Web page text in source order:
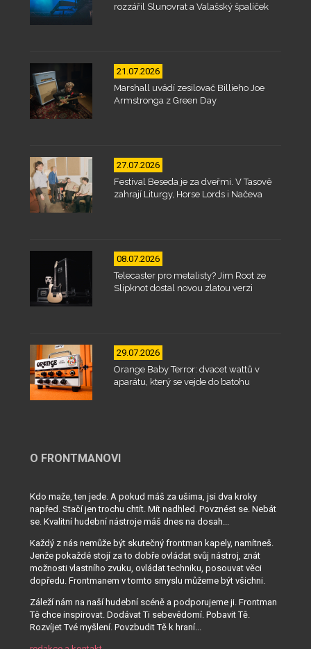
rozzářil Slunovrat a Valašský špalíček
21.07.2026
Marshall uvádí zesilovač Billieho Joe
Armstronga z Green Day
27.07.2026
Festival Beseda je za dveřmi. V Tasově
zahrají Liturgy, Horse Lords i Načeva
08.07.2026
Telecaster pro metalisty? Jim Root ze
Slipknot dostal novou zlatou verzi
29.07.2026
Orange Baby Terror: dvacet wattů v
aparátu, který se vejde do batohu
O FRONTMANOVI
Kdo maže, ten jede. A pokud máš za ušima, jsi dva kroky
napřed. Stačí jen trochu chtít. Mít nadhled. Povznést se. Nebát
se. Kvalitní hudební nástroje máš dnes na dosah...
Každý z nás nemůže být skutečný frontman kapely, namítneš.
Jenže pokaždé stojí za to dobře ovládat svůj nástroj, znát
možnosti vlastního zvuku, ovládat techniku, posouvat věci
dopředu. Frontmanem v tomto smyslu můžeme být všichni.
Záleží nám na naší hudební scéně a podporujeme ji. Frontman
Tě chce inspirovat. Dodávat Ti sebevědomí. Pobavit Tě.
Rozvíjet Tvé myšlení. Povzbudit Tě k hraní...